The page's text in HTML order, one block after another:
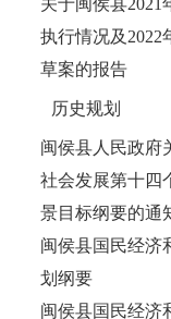
关于闽侯县2021
执行情况及2022
草案的报告
历史规划
闽侯县人民政府
社会发展第十四
景目标纲要的通
闽侯县国民经济
划纲要
闽侯县国民经济